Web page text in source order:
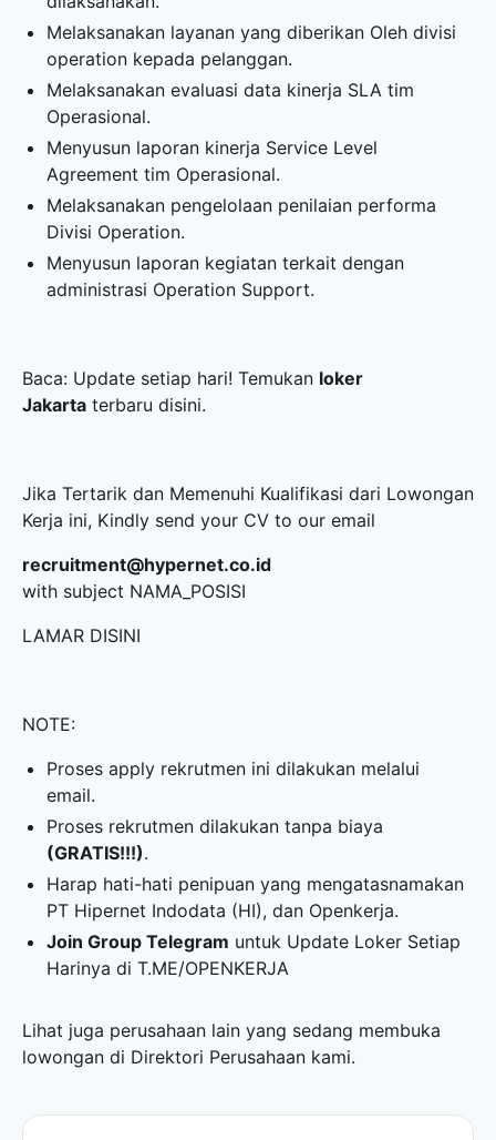
Melaksanakan layanan yang diberikan Oleh divisi
operation kepada pelanggan.
Melaksanakan evaluasi data kinerja SLA tim
Operasional.
Menyusun laporan kinerja Service Level
Agreement tim Operasional.
Melaksanakan pengelolaan penilaian performa
Divisi Operation.
Menyusun laporan kegiatan terkait dengan
administrasi Operation Support.
Baca: Update setiap hari! Temukan loker
Jakarta terbaru disini.
Jika Tertarik dan Memenuhi Kualifikasi dari Lowongan
Kerja ini, Kindly send your CV to our email
recruitment@hypernet.co.id
with subject NAMA_POSISI
LAMAR DISINI
NOTE:
Proses apply rekrutmen ini dilakukan melalui
email.
Proses rekrutmen dilakukan tanpa biaya
(GRATIS!!!).
Harap hati-hati penipuan yang mengatasnamakan
PT Hipernet Indodata (HI), dan Openkerja.
Join Group Telegram untuk Update Loker Setiap
Harinya diT.ME/OPENKERJA
Lihat juga perusahaan lain yang sedang membuka
lowongan di Direktori Perusahaan kami.